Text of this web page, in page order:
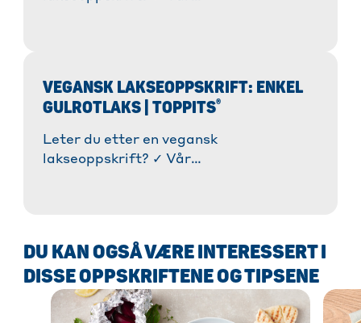
VEGANSK LAKSEOPPSKRIFT: ENKEL
GULROTLAKS | TOPPITS®
Leter du etter en vegansk
lakseoppskrift? ✓ Vår
DU KAN OGSÅ VÆRE INTERESSERT I
DISSE OPPSKRIFTENE OG TIPSENE